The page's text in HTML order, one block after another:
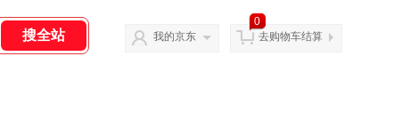
我的京东
0
去购物车结算